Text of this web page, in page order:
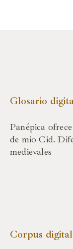
Glosario
Panépica
de mio Cid.
medievales
Corpus digital